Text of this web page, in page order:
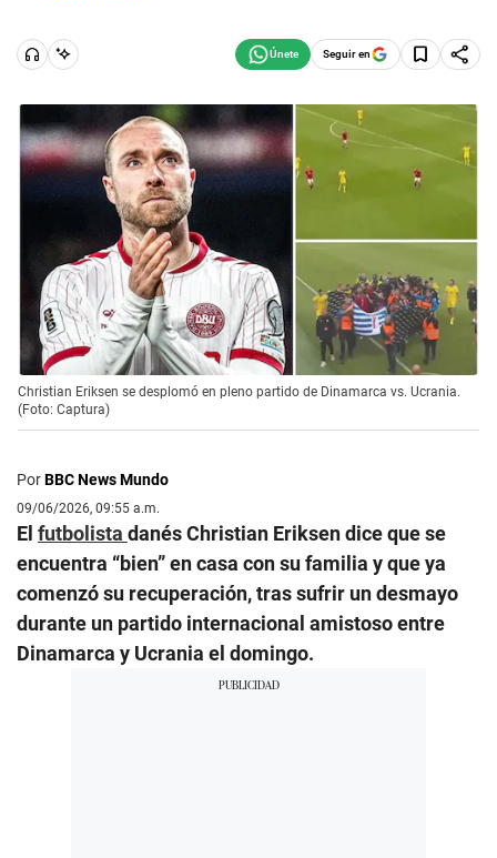
Seguir en
Christian Eriksen se desplomó en pleno partido de Dinamarca vs. Ucrania.
(Foto: Captura)
PorBBC News Mundo
09/06/2026, 09:55 a.m.
El futbolista danés Christian Eriksen dice que se
encuentra “bien” en casa con su familia y que ya
comenzó su recuperación, tras sufrir un desmayo
durante un partido internacional amistoso entre
Dinamarca y Ucrania el domingo.